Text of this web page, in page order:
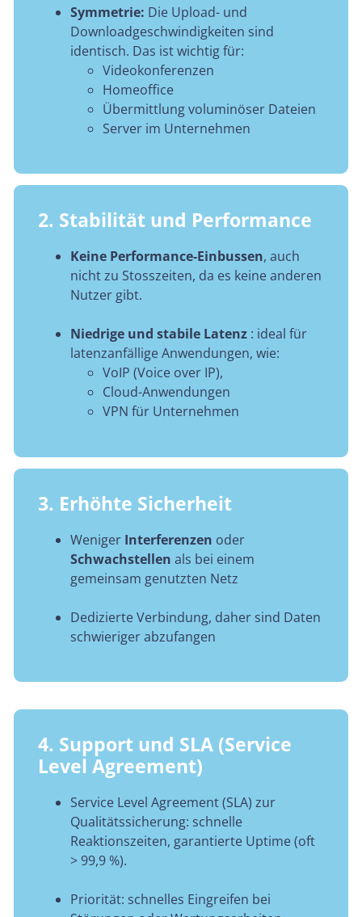
Symmetrie: Die Upload- und
Downloadgeschwindigkeiten sind
identisch. Das ist wichtig für:
Videokonferenzen
Homeoffice
Übermittlung voluminöser Dateien
Server im Unternehmen
2. Stabilität und Performance
Keine Performance-Einbussen, auch
nicht zu Stosszeiten, da es keine anderen
Nutzer gibt.
Niedrige und stabile Latenz : ideal für
latenzanfällige Anwendungen, wie:
VoIP (Voice over IP),
Cloud-Anwendungen
VPN für Unternehmen
3. Erhöhte Sicherheit
Weniger Interferenzen oder
Schwachstellen als bei einem
gemeinsam genutzten Netz
Dedizierte Verbindung, daher sind Daten
schwieriger abzufangen
4. Support und SLA (Service
Level Agreement)
Service Level Agreement (SLA) zur
Qualitätssicherung: schnelle
Reaktionszeiten, garantierte Uptime (oft
> 99,9 %).
Priorität: schnelles Eingreifen bei